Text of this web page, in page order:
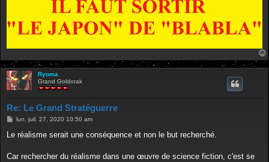
Ryoma
Grand Goldorak
Re: Le Grand Stratéguerre
M
s
g
lun. juil. 27, 2020 10:50 am
Le réalisme serait une conséquence et non le but recherché.
Car rechercher du réalisme dans une œuvre de science fiction, c'est se